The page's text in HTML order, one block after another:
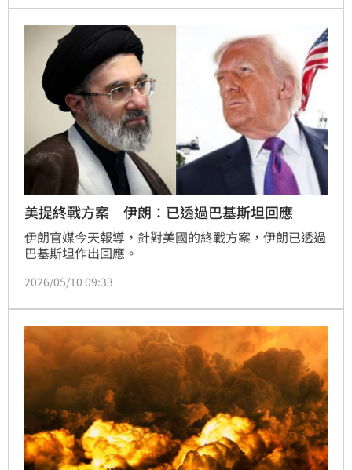
美提終戰方案 伊朗：已透過巴基斯坦回應
伊朗官媒今天報導，針對美國的終戰方案，伊朗已透過
巴基斯坦作出回應。
2026/05/10 09:33